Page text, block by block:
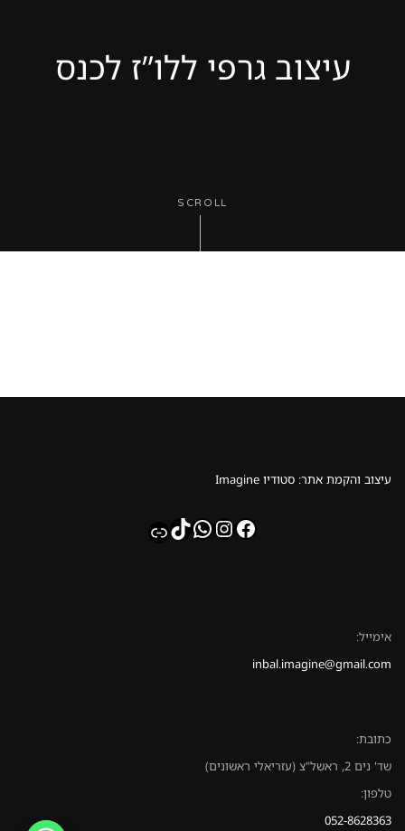
עיצוב גרפי ללו”ז לכנס
SCROLL
עיצוב והקמת אתר: סטודיו Imagine
Facebook
Instagram
whatsapp
TikTok
Link
אימייל:
inbal.imagine@gmail.com
כתובת:
שד' נים 2, ראשל"צ (עזריאלי ראשונים)
טלפון:
052-8628363